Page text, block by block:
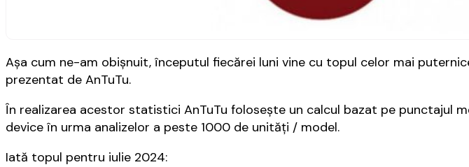
Aşa cum ne-am obişnuit, începutul fiecărei luni vine cu topul celor mai
prezentat de AnTuTu.
În realizarea acestor statistici AnTuTu foloseşte un calcul bazat pe punctajul
device în urma analizelor a peste 1000 de unităţi / model.
Iată topul pentru iulie 2024: